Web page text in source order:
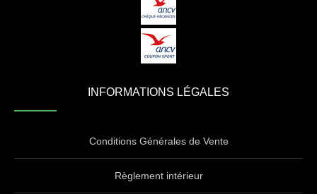
INFORMATIONS LÉGALES
Conditions Générales de Vente
Règlement intérieur